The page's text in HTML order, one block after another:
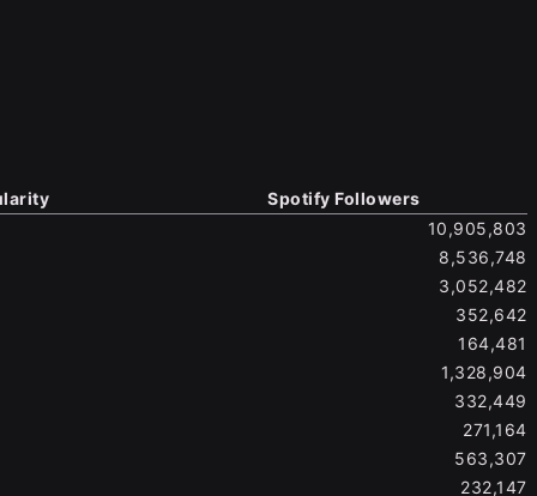
Spotify Followers
10,905,803
8,536,748
3,052,482
352,642
164,481
1,328,904
332,449
271,164
563,307
232,147